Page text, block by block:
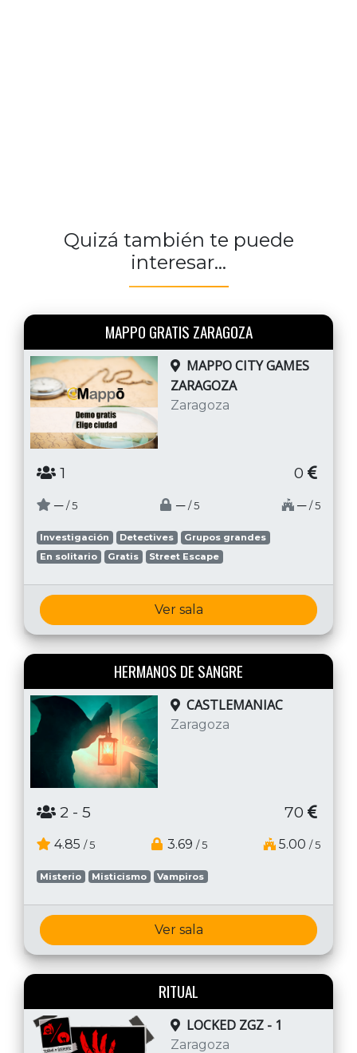
Quizá también te puede
interesar...
MAPPO GRATIS ZARAGOZA
MAPPO CITY GAMES
ZARAGOZA
Zaragoza
1 0
─ / 5 ─ / 5 ─ / 5
Investigación Detectives
Grupos grandes
En solitario
Gratis Street Escape
Ver sala
HERMANOS DE SANGRE
CASTLEMANIAC
Zaragoza
2 - 5 70
4.85 / 5 3.69 / 5 5.00 / 5
Misterio Misticismo Vampiros
Ver sala
RITUAL
LOCKED ZGZ - 1
Zaragoza